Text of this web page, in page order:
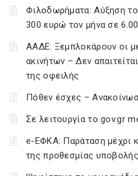
Φιλοδωρήματα: Αύξηση
300 ευρώ τον μήνα σε
ΑΑΔΕ: Ξεμπλοκάρουν οι
ακινήτων – Δεν
της οφειλής
Πόθεν έσχες –
Σε λειτουργία το gov.gr
e-ΕΦΚΑ: Παράταση μέχρι
της προθεσμίας